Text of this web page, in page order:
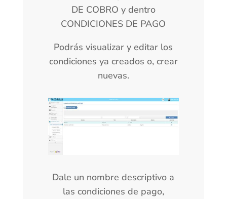
DE COBRO y dentro
CONDICIONES DE PAGO
Podrás visualizar y editar los
condiciones ya creados o, crear
nuevas.
Dale un nombre descriptivo a
las condiciones de pago,